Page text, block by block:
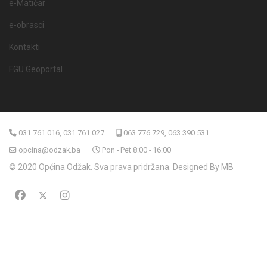
e-Matičar
e-obrasci
Kontakti
FGU Geoportal
031 761 016, 031 761 027
063 776 729, 063 390 531
opcina@odzak.ba
Pon - Pet 8:00 - 16:00
© 2020 Općina Odžak. Sva prava pridržana. Designed By MB